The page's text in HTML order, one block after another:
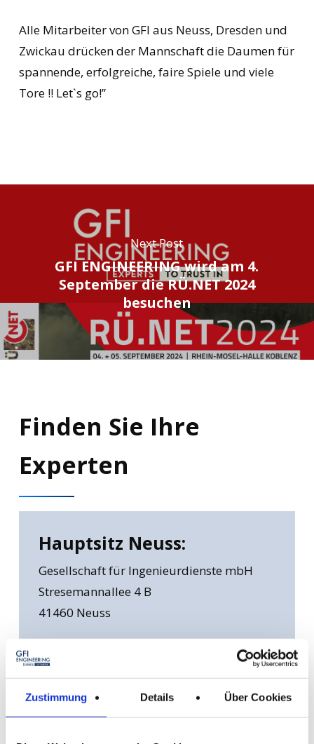
Zustimmung Details Über Cookies
Alle Mitarbeiter von GFI aus Neuss, Dresden und
Zwickau drücken der Mannschaft die Daumen für
spannende, erfolgreiche, faire Spiele und viele
Tore !! Let`s go!”
Next Post
GFI ENGINEERING wird am 4.
September die RÜ.NET 2024
besuchen
Finden Sie Ihre
Experten
Hauptsitz Neuss:
Gesellschaft für Ingenieurdienste mbH
Stresemannallee 4 B
41460 Neuss
E-Mail schreiben